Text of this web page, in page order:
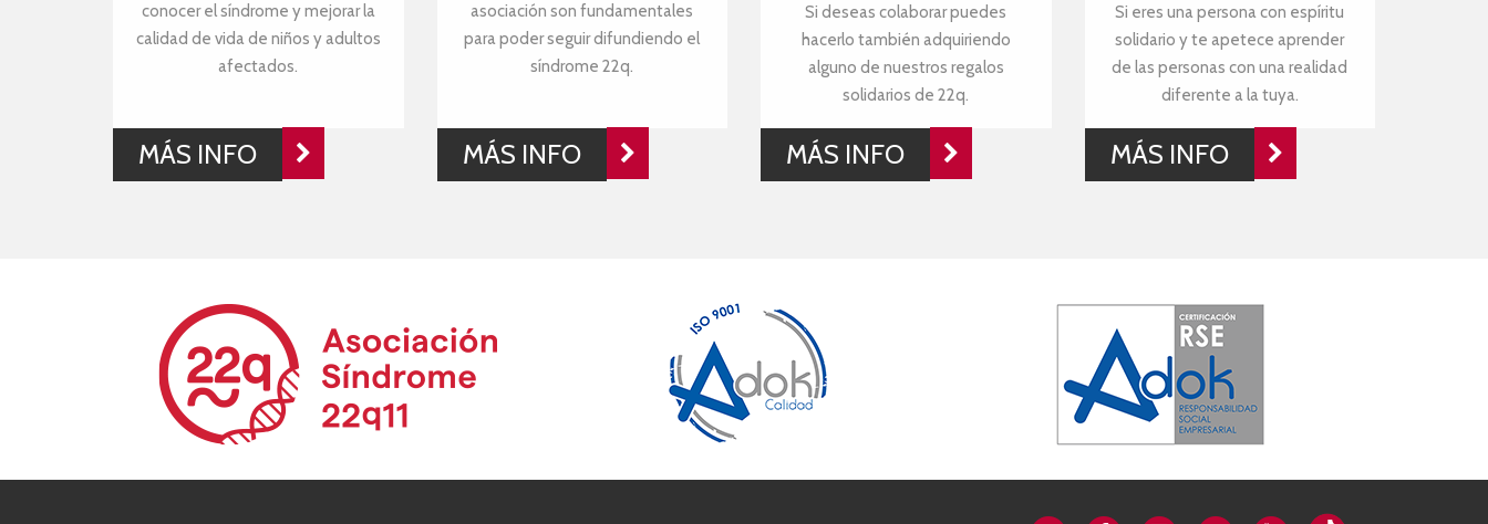
conocer el síndrome y mejorar la
calidad de vida de niños y adultos
afectados.
MÁS INFO
asociación son fundamentales
para poder seguir difundiendo el
síndrome 22q.
MÁS INFO
Si deseas colaborar puedes
hacerlo también adquiriendo
alguno de nuestros regalos
solidarios de 22q.
MÁS INFO
Si eres una persona con espíritu
solidario y te apetece aprender
de las personas con una realidad
diferente a la tuya.
MÁS INFO